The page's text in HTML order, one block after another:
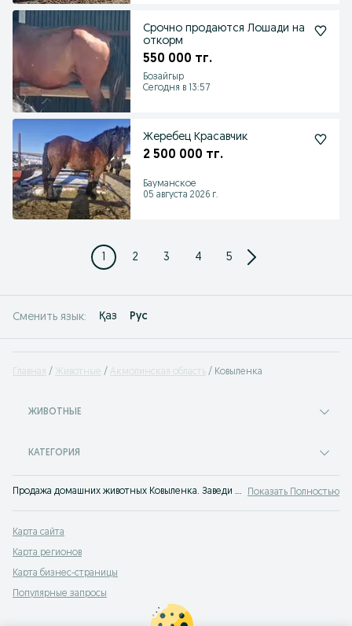
Срочно продаются Лошади на
откорм
550 000 тг.
Бозайгыр
Сегодня в 13:57
Жеребец Красавчик
2 500 000 тг.
Бауманское
05 августа 2026 г.
1 2 3 4 5
Сменить язык: Қаз Рус
Главная Животные Акмолинская область Ковыленка
ЖИВОТНЫЕ
КАТЕГОРИЯ
Продажа домашних животных Ковыленка. Заведи друга прямо сейчас! На сервисе объявлений OLX Ковыленка легко и быстро можно купить питомца. Показать Полностью
Карта сайта
Карта регионов
Карта бизнес-страницы
Популярные запросы